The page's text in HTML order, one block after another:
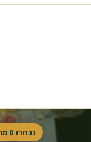
נבחרו 0